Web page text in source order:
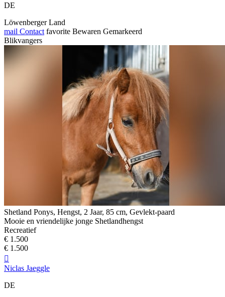
DE
Löwenberger Land
mail Contact favorite Bewaren Gemarkeerd
Blikvangers
Shetland Ponys, Hengst, 2 Jaar, 85 cm, Gevlekt-paard
Mooie en vriendelijke jonge Shetlandhengst
Recreatief
€ 1.500
€ 1.500

Niclas Jaeggle
DE